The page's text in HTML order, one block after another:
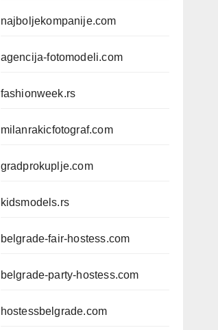
najboljekompanije.com
agencija-fotomodeli.com
fashionweek.rs
milanrakicfotograf.com
gradprokuplje.com
kidsmodels.rs
belgrade-fair-hostess.com
belgrade-party-hostess.com
hostessbelgrade.com